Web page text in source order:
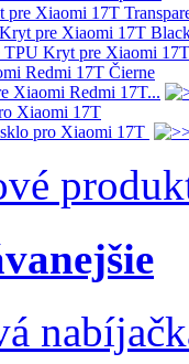
Xiaomi 17T
pre Xiaomi 17T
Kryt pre Xiaomi
Redmi 17T Čierne
Xiaomi Redmi 17T...
Xiaomi 17T
pro Xiaomi 17T